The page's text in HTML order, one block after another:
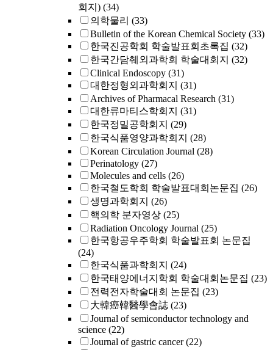
회지) (34)
의학물리 (33)
Bulletin of the Korean Chemical Society (33)
한국진공학회 학술발표회초록집 (32)
한국간담췌외과학회 학술대회지 (32)
Clinical Endoscopy (31)
대한정형외과학회지 (31)
Archives of Pharmacal Research (31)
대한류마티스학회지 (31)
한국정밀공학회지 (29)
한국식품영양과학회지 (28)
Korean Circulation Journal (28)
Perinatology (27)
Molecules and cells (26)
한국철도학회 학술발표대회논문집 (26)
생명과학회지 (26)
핵의학 분자영상 (25)
Radiation Oncology Journal (25)
한국항공우주학회 학술발표회 논문집
(24)
한국식품과학회지 (24)
한국태양에너지학회 학술대회논문집 (23)
전력전자학술대회 논문집 (23)
大韓癌韓醫學會誌 (23)
Journal of semiconductor technology and
science (22)
Journal of gastric cancer (22)